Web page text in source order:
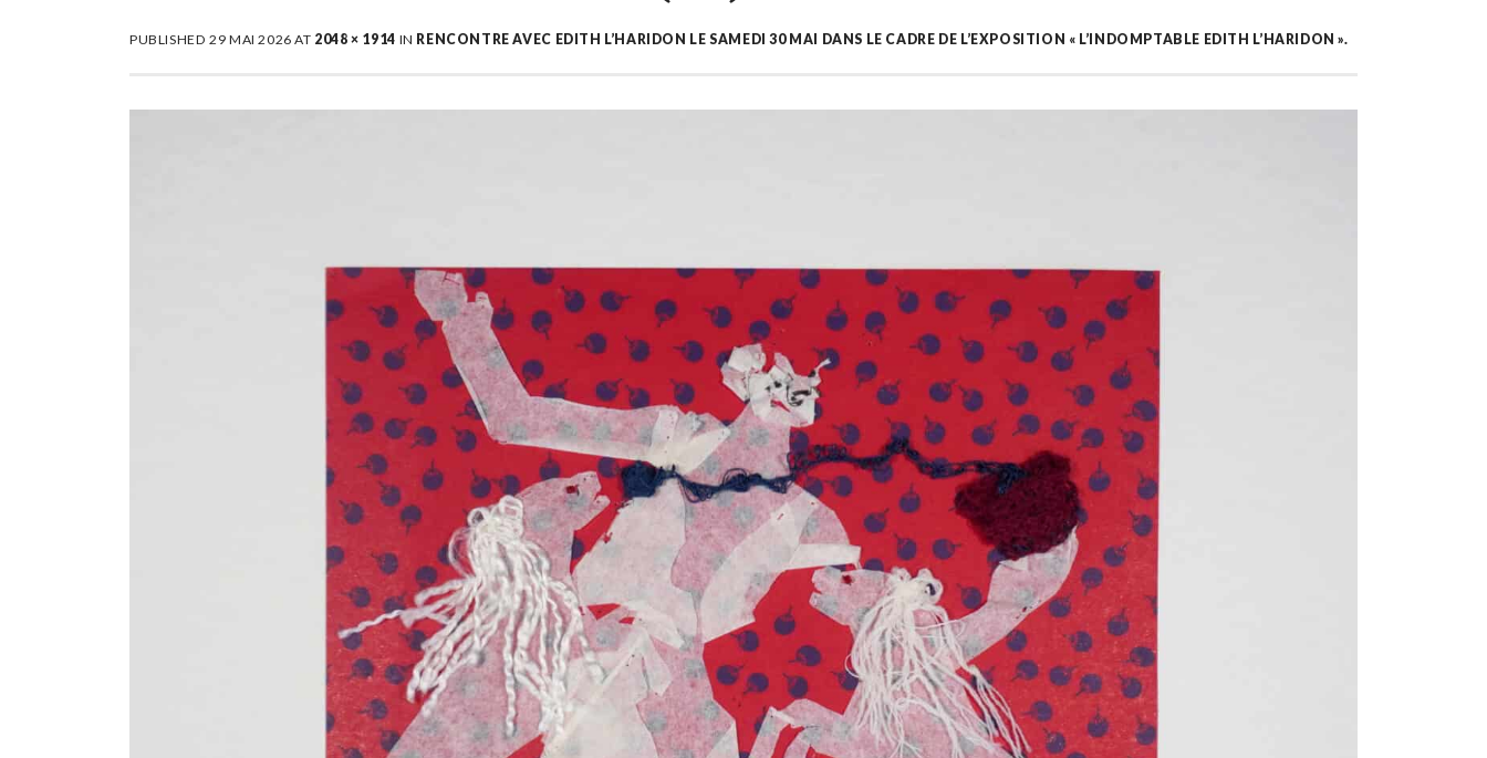
PUBLISHED29 MAI 2026 AT 2048 × 1914 IN RENCONTRE AVEC EDITH L’HARIDON LE SAMEDI 30 MAI DANS LE CADRE DE L’EXPOSITION « L’INDOMPTABLE EDITH L’HARIDON ».